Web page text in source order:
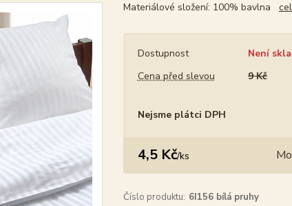
Materiálové složení: 100% bavlna
Dostupnost
Není
Cena před slevou
9 Kč
Nejsme plátci DPH
4,5 Kč/ks
Číslo produktu: 6I156 bílá pruhy